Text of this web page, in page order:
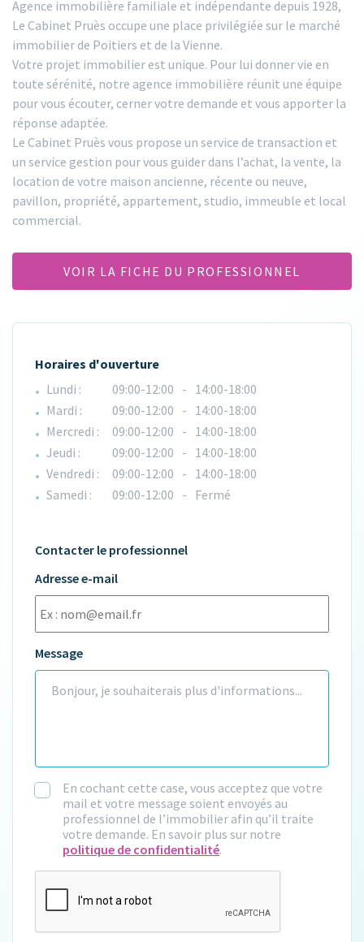
Agence immobilière familiale et indépendante depuis 1928,
Le Cabinet Pruès occupe une place privilégiée sur le marché
immobilier de Poitiers et de la Vienne.
Votre projet immobilier est unique. Pour lui donner vie en
toute sérénité, notre agence immobilière réunit une équipe
pour vous écouter, cerner votre demande et vous apporter la
réponse adaptée.
Le Cabinet Pruès vous propose un service de transaction et
un service gestion pour vous guider dans l’achat, la vente, la
location de votre maison ancienne, récente ou neuve,
pavillon, propriété, appartement, studio, immeuble et local
commercial.
VOIR LA FICHE DU PROFESSIONNEL
Horaires d'ouverture
Lundi :
09:00-12:00 - 14:00-18:00
Mardi :
09:00-12:00 - 14:00-18:00
Mercredi :
09:00-12:00 - 14:00-18:00
Jeudi :
09:00-12:00 - 14:00-18:00
Vendredi :
09:00-12:00 - 14:00-18:00
Samedi :
09:00-12:00 - Fermé
Contacter le professionnel
Adresse e-mail
Message
En cochant cette case, vous acceptez que votre
mail et votre message soient envoyés au
professionnel de l’immobilier afin qu’il traite
votre demande. En savoir plus sur notre
politique de confidentialité.
CAPTCHA